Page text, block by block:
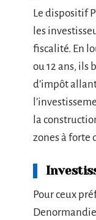
Le dispositif
les
fiscalité. En
ou 12 ans, ils
d’impôt
la
zones à forte
Pour ceux